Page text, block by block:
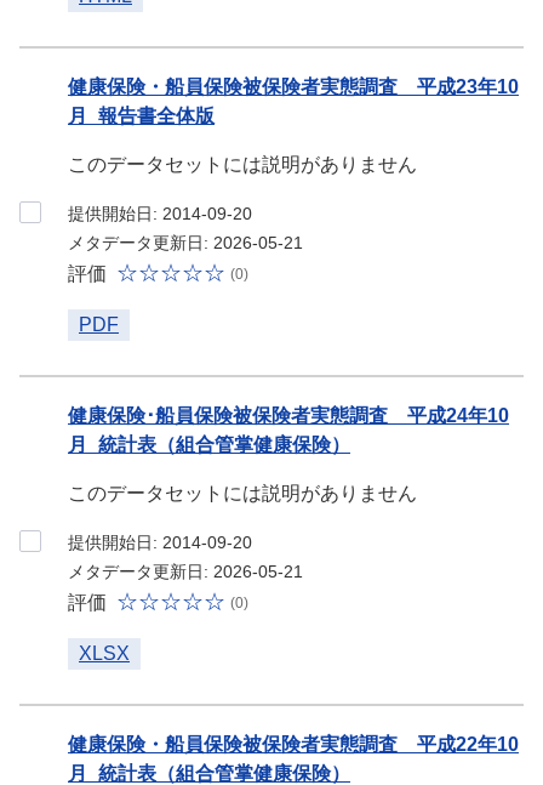
健康保険・船員保険被保険者実態調査 平成23年10
月_報告書全体版
このデータセットには説明がありません
提供開始日: 2014-09-20
メタデータ更新日: 2026-05-21
評価 (0)
PDF
健康保険･船員保険被保険者実態調査 平成24年10
月_統計表（組合管掌健康保険）
このデータセットには説明がありません
提供開始日: 2014-09-20
メタデータ更新日: 2026-05-21
評価 (0)
XLSX
健康保険・船員保険被保険者実態調査 平成22年10
月_統計表（組合管掌健康保険）